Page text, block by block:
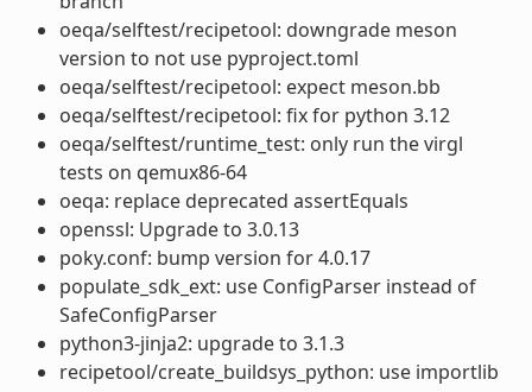
oeqa/selftest/recipetool: downgrade meson
version to not use pyproject.toml
oeqa/selftest/recipetool: expect meson.bb
oeqa/selftest/recipetool: fix for python 3.12
oeqa/selftest/runtime_test: only run the virgl
tests on qemux86-64
oeqa: replace deprecated assertEquals
openssl: Upgrade to 3.0.13
poky.conf: bump version for 4.0.17
populate_sdk_ext: use ConfigParser instead of
SafeConfigParser
python3-jinja2: upgrade to 3.1.3
recipetool/create_buildsys_python: use importlib